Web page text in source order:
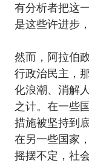
有分析者把这
是这些许进步
然而，阿拉伯
行政治民主，
化浪潮、消解
之计。在一些
措施被坚持到
在另一些国家
摇摆不定，社